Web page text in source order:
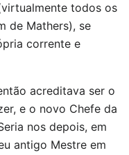
todos os
de Mathers), se
corrente e
acreditava ser o
e o novo Chefe da
nos depois, em
antigo Mestre em